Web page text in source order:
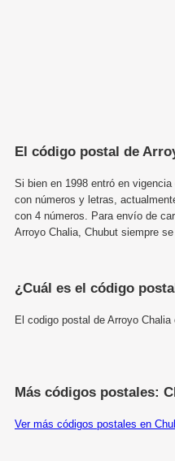
El código postal de
Si bien en 1998 entró en
con números y letras,
con 4 números. Para envío de
Arroyo Chalia, Chubut siempre
¿Cuál es el código
El codigo postal de Arroyo Chalia
Más códigos postales:
Ver más códigos postales en